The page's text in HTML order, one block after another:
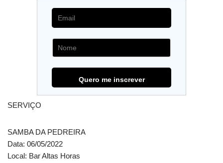
SERVIÇO
SAMBA DA PEDREIRA
Data: 06/05/2022
Local: Bar Altas Horas